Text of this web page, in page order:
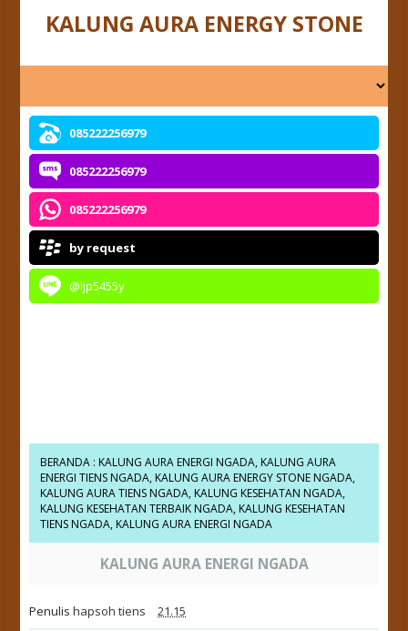
KALUNG AURA ENERGY STONE
085222256979
085222256979
085222256979
by request
@ljp5455y
BERANDA : KALUNG AURA ENERGI NGADA, KALUNG AURA
ENERGI TIENS NGADA, KALUNG AURA ENERGY STONE NGADA,
KALUNG AURA TIENS NGADA, KALUNG KESEHATAN NGADA,
KALUNG KESEHATAN TERBAIK NGADA, KALUNG KESEHATAN
TIENS NGADA, KALUNG AURA ENERGI NGADA
KALUNG AURA ENERGI NGADA
Penulishapsoh tiens 21.15